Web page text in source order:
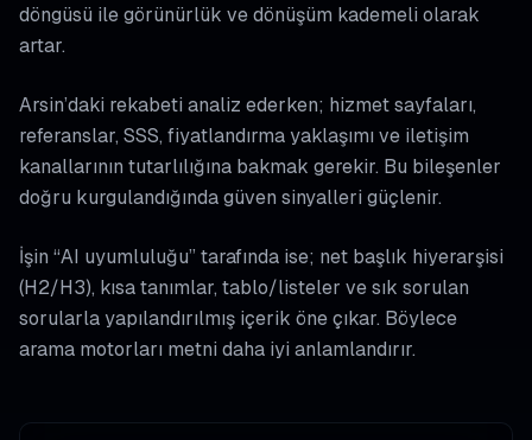
döngüsü ile görünürlük ve dönüşüm kademeli olarak
artar.
Arsin’daki rekabeti analiz ederken; hizmet sayfaları,
referanslar, SSS, fiyatlandırma yaklaşımı ve iletişim
kanallarının tutarlılığına bakmak gerekir. Bu bileşenler
doğru kurgulandığında güven sinyalleri güçlenir.
İşin “AI uyumluluğu” tarafında ise; net başlık hiyerarşisi
(H2/H3), kısa tanımlar, tablo/listeler ve sık sorulan
sorularla yapılandırılmış içerik öne çıkar. Böylece
arama motorları metni daha iyi anlamlandırır.